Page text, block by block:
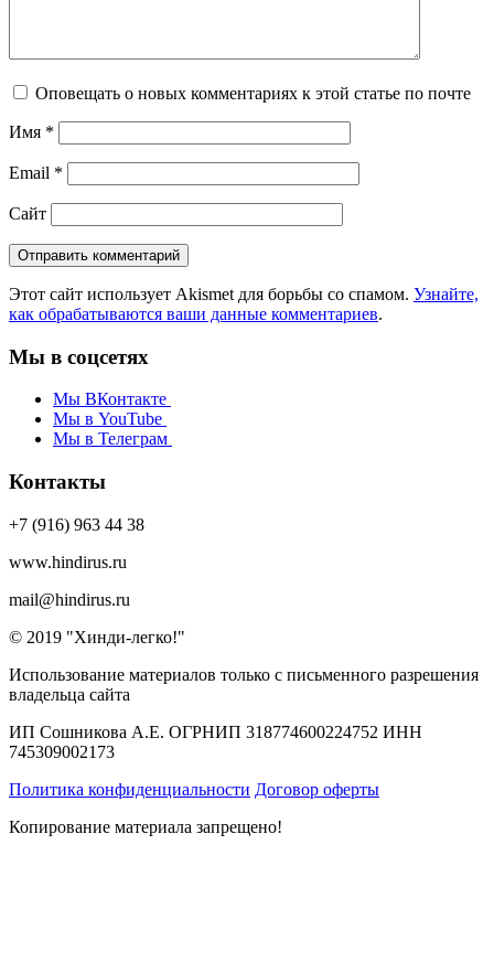
Оповещать о новых комментариях к этой статье по почте
Имя *
Email *
Сайт
Этот сайт использует Akismet для борьбы со спамом. Узнайте,
как обрабатываются ваши данные комментариев.
Мы в соцсетях
Мы ВКонтакте
Мы в YouTube
Мы в Телеграм
Контакты
+7 (916) 963 44 38
www.hindirus.ru
mail@hindirus.ru
© 2019 "Хинди-легко!"
Использование материалов только с письменного разрешения
владельца сайта
ИП Сошникова А.Е. ОГРНИП 318774600224752 ИНН
745309002173
Политика конфиденциальности Договор оферты
Копирование материала запрещено!